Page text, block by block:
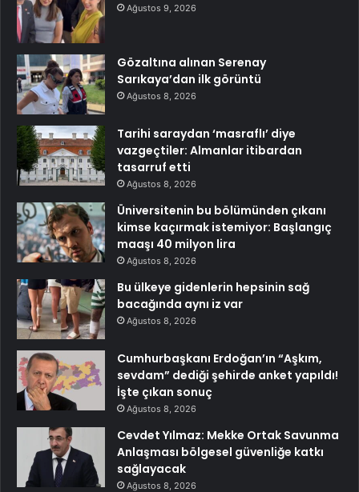
Ağustos 9, 2026
Gözaltına alınan Serenay
Sarıkaya’dan ilk görüntü
Ağustos 8, 2026
Tarihi saraydan ‘masraflı’ diye
vazgeçtiler: Almanlar itibardan
tasarruf etti
Ağustos 8, 2026
Üniversitenin bu bölümünden çıkanı
kimse kaçırmak istemiyor: Başlangıç
maaşı 40 milyon lira
Ağustos 8, 2026
Bu ülkeye gidenlerin hepsinin sağ
bacağında aynı iz var
Ağustos 8, 2026
Cumhurbaşkanı Erdoğan’ın “Aşkım,
sevdam” dediği şehirde anket yapıldı!
İşte çıkan sonuç
Ağustos 8, 2026
Cevdet Yılmaz: Mekke Ortak Savunma
Anlaşması bölgesel güvenliğe katkı
sağlayacak
Ağustos 8, 2026